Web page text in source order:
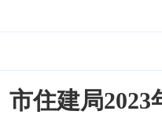
市住建局2023